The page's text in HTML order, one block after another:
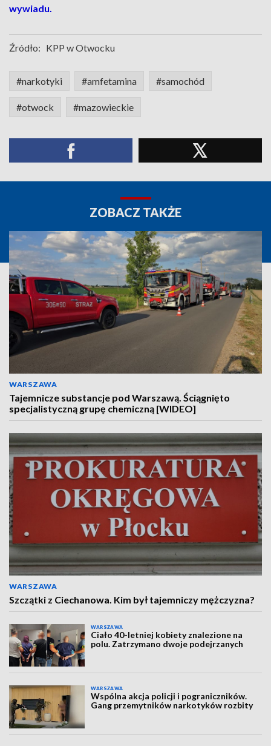
wywiadu.
Źródło: KPP w Otwocku
#narkotyki #amfetamina #samochód
#otwock #mazowieckie
ZOBACZ TAKŻE
WARSZAWA
Tajemnicze substancje pod Warszawą. Ściągnięto
specjalistyczną grupę chemiczną [WIDEO]
WARSZAWA
Szczątki z Ciechanowa. Kim był tajemniczy mężczyzna?
WARSZAWA
Ciało 40-letniej kobiety znalezione na
polu. Zatrzymano dwoje podejrzanych
WARSZAWA
Wspólna akcja policji i pograniczników.
Gang przemytników narkotyków rozbity